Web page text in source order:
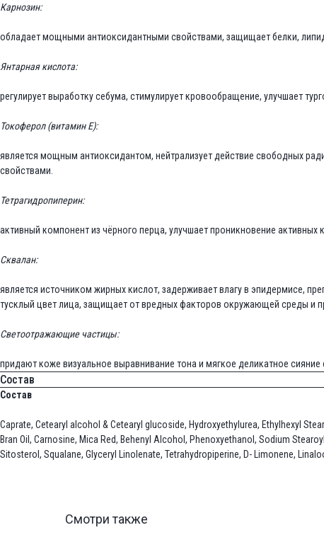
Карнозин:
обладает мощными антиоксидантными свойствами, защищает белки,
Янтарная кислота:
регулирует выработку себума, стимулирует кровообращение, улучшает
Токоферол (витамин Е):
является мощным антиоксидантом, нейтрализует действие свободных
свойствами.
Тетрагидропиперин:
активный компонент из чёрного перца, улучшает проникновение активных
Сквалан:
является источником жирных кислот, задерживает влагу в эпидермисе,
тусклый цвет лица, защищает от вредных факторов окружающей среды и
Светоотражающие частицы:
придают коже визуальное выравнивание тона и мягкое деликатное
Состав
Состав
Caprate, Cetearyl alcohol & Cetearyl gluсoside, Hydroxyethylurea, Ethylhexyl
Bran Oil, Carnosine, Mica Red, Behenyl Alcohol, Phenoxyethanol, Sodium
Sitosterol, Squalane, Glyceryl Linolenate, Tetrahydropiperine, D- Limonene,
Смотри также